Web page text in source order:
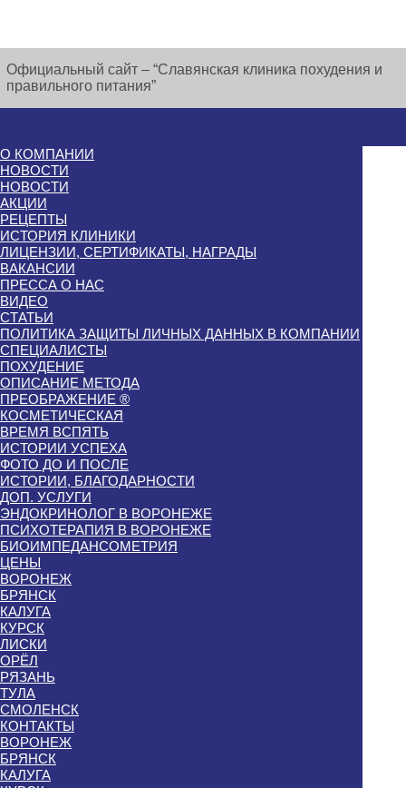
Официальный сайт – “Славянская клиника похудения и
правильного питания”
О КОМПАНИИ
НОВОСТИ
НОВОСТИ
АКЦИИ
РЕЦЕПТЫ
ИСТОРИЯ КЛИНИКИ
ЛИЦЕНЗИИ, СЕРТИФИКАТЫ, НАГРАДЫ
ВАКАНСИИ
ПРЕССА О НАС
ВИДЕО
СТАТЬИ
ПОЛИТИКА ЗАЩИТЫ ЛИЧНЫХ ДАННЫХ В КОМПАНИИ
СПЕЦИАЛИСТЫ
ПОХУДЕНИЕ
ОПИСАНИЕ МЕТОДА
ПРЕОБРАЖЕНИЕ ®
КОСМЕТИЧЕСКАЯ
ВРЕМЯ ВСПЯТЬ
ИСТОРИИ УСПЕХА
ФОТО ДО И ПОСЛЕ
ИСТОРИИ, БЛАГОДАРНОСТИ
ДОП. УСЛУГИ
ЭНДОКРИНОЛОГ В ВОРОНЕЖЕ
ПСИХОТЕРАПИЯ В ВОРОНЕЖЕ
БИОИМПЕДАНСОМЕТРИЯ
ЦЕНЫ
ВОРОНЕЖ
БРЯНСК
КАЛУГА
КУРСК
ЛИСКИ
ОРЁЛ
РЯЗАНЬ
ТУЛА
СМОЛЕНСК
КОНТАКТЫ
ВОРОНЕЖ
БРЯНСК
КАЛУГА